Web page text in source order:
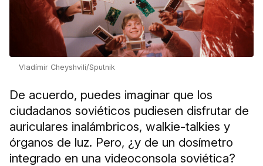
Vladímir Cheyshvili/Sputnik
De acuerdo, puedes imaginar que los
ciudadanos soviéticos pudiesen disfrutar de
auriculares inalámbricos, walkie-talkies y
órganos de luz. Pero, ¿y de un dosímetro
integrado en una videoconsola soviética?